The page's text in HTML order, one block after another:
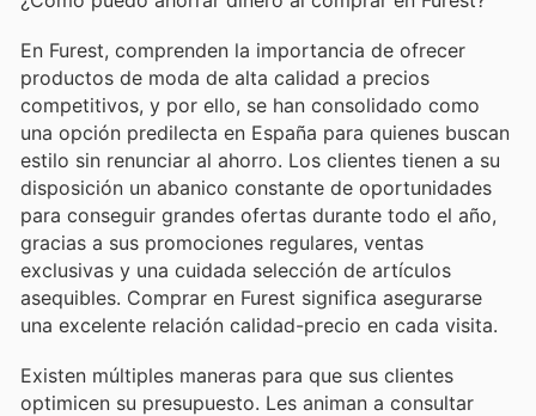
En Furest, comprenden la importancia de ofrecer
productos de moda de alta calidad a precios
competitivos, y por ello, se han consolidado como
una opción predilecta en España para quienes buscan
estilo sin renunciar al ahorro. Los clientes tienen a su
disposición un abanico constante de oportunidades
para conseguir grandes ofertas durante todo el año,
gracias a sus promociones regulares, ventas
exclusivas y una cuidada selección de artículos
asequibles. Comprar en Furest significa asegurarse
una excelente relación calidad-precio en cada visita.
Existen múltiples maneras para que sus clientes
optimicen su presupuesto. Les animan a consultar